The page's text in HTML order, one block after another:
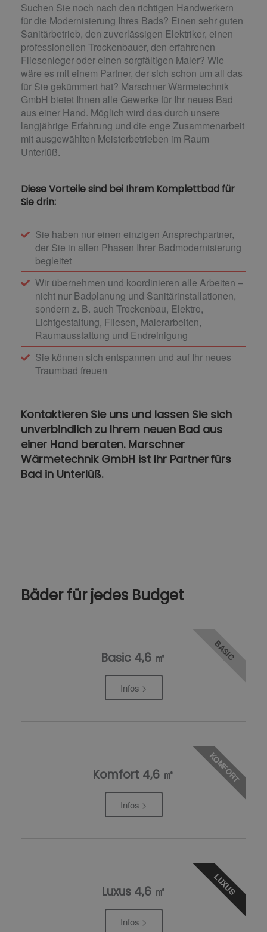
Suchen Sie noch nach den richtigen Handwerkern
für die Modernisierung Ihres Bads? Einen sehr guten
Sanitärbetrieb, den zuverlässigen Elektriker, einen
professionellen Trockenbauer, den erfahrenen
Fliesenleger oder einen sorgfältigen Maler? Wie
wäre es mit einem Partner, der sich schon um all das
für Sie gekümmert hat? Marschner Wärmetechnik
GmbH bietet Ihnen alle Gewerke für Ihr neues Bad
aus einer Hand. Möglich wird das durch unsere
langjährige Erfahrung und die enge Zusammenarbeit
mit ausgewählten Meisterbetrieben im Raum
Unterlüß.
Diese Vorteile sind bei Ihrem Komplettbad für
Sie drin:
Sie haben nur einen einzigen Ansprechpartner,
der Sie in allen Phasen Ihrer Badmodernisierung
begleitet
Wir übernehmen und koordinieren alle Arbeiten –
nicht nur Badplanung und Sanitärinstallationen,
sondern z. B. auch Trockenbau, Elektro,
Lichtgestaltung, Fliesen, Malerarbeiten,
Raumausstattung und Endreinigung
Sie können sich entspannen und auf Ihr neues
Traumbad freuen
Kontaktieren Sie uns und lassen Sie sich
unverbindlich zu Ihrem neuen Bad aus
einer Hand beraten. Marschner
Wärmetechnik GmbH ist Ihr Partner fürs
Bad in Unterlüß.
Bäder für jedes Budget
Basic 4,6 ㎡
Infos >
BASIC
Komfort 4,6 ㎡
Infos >
KOMFORT
Luxus 4,6 ㎡
Infos >
LUXUS